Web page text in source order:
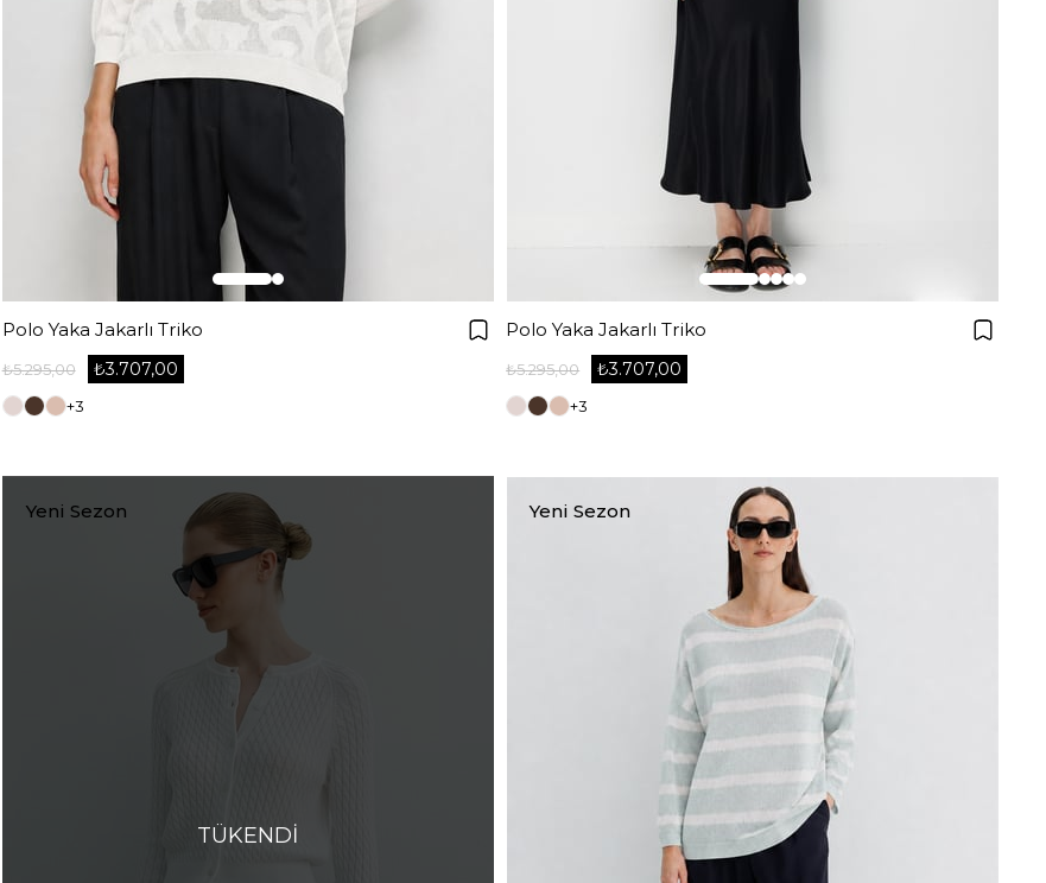
Polo Yaka Jakarlı Triko
₺3.707,00
₺5.295,00
+3
Polo Yaka Jakarlı Triko
₺3.707,00
₺5.295,00
+3
TÜKENDI
Yeni Sezon Yeni Sezon